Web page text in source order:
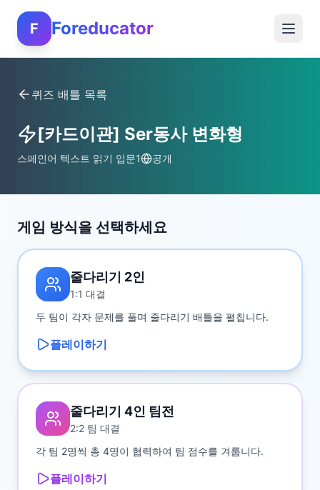
F Foreducator
퀴즈 배틀 목록
[카드이관] Ser동사 변화형
스페인어 텍스트 읽기 입문1 공개
게임 방식을 선택하세요
줄다리기 2인
1:1 대결
두 팀이 각자 문제를 풀며 줄다리기 배틀을 펼칩니다.
플레이하기
줄다리기 4인 팀전
2:2 팀 대결
각 팀 2명씩 총 4명이 협력하여 팀 점수를 겨룹니다.
플레이하기